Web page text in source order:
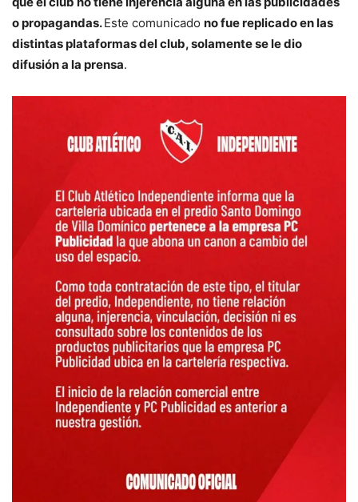
o propagandas.Este comunicado no fue replicado en las
distintas plataformas del club, solamente se le dio
difusión a la prensa.